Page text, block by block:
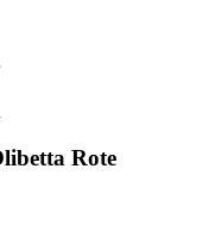
Rote